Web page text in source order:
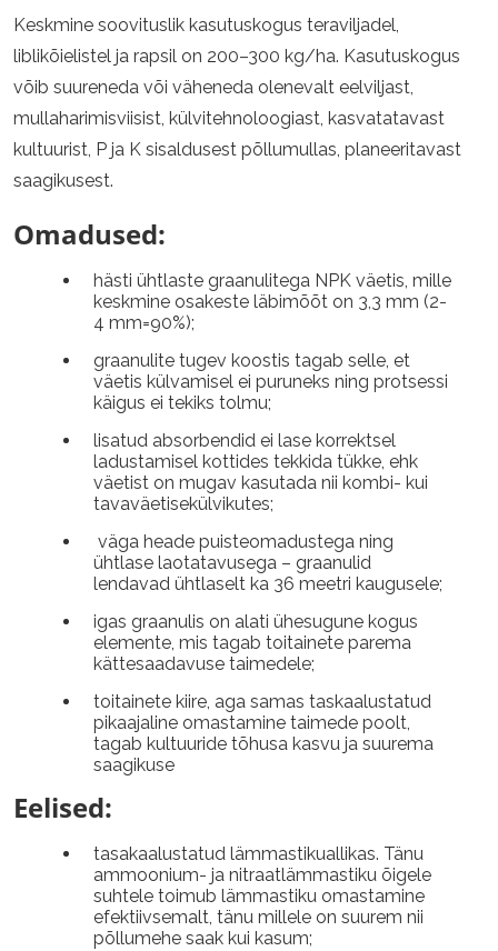
Keskmine soovituslik kasutuskogus teraviljadel,
liblikõielistel ja rapsil on 200–300 kg/ha. Kasutuskogus
võib suureneda või väheneda olenevalt eelviljast,
mullaharimisviisist, külvitehnoloogiast, kasvatatavast
kultuurist, P ja K sisaldusest põllumullas, planeeritavast
saagikusest.
Omadused:
hästi ühtlaste graanulitega NPK väetis, mille
keskmine osakeste läbimõõt on 3,3 mm (2-
4 mm=90%);
graanulite tugev koostis tagab selle, et
väetis külvamisel ei puruneks ning protsessi
käigus ei tekiks tolmu;
lisatud absorbendid ei lase korrektsel
ladustamisel kottides tekkida tükke, ehk
väetist on mugav kasutada nii kombi- kui
tavaväetisekülvikutes;
väga heade puisteomadustega ning
ühtlase laotatavusega – graanulid
lendavad ühtlaselt ka 36 meetri kaugusele;
igas graanulis on alati ühesugune kogus
elemente, mis tagab toitainete parema
kättesaadavuse taimedele;
toitainete kiire, aga samas taskaalustatud
pikaajaline omastamine taimede poolt,
tagab kultuuride tõhusa kasvu ja suurema
saagikuse
Eelised:
tasakaalustatud lämmastikuallikas. Tänu
ammoonium- ja nitraatlämmastiku õigele
suhtele toimub lämmastiku omastamine
efektiivsemalt, tänu millele on suurem nii
põllumehe saak kui kasum;